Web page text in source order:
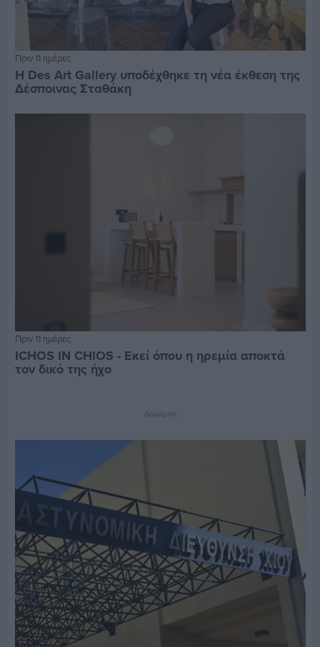
Πριν 11 ημέρες
Η Des Art Gallery υποδέχθηκε τη νέα έκθεση της
Δέσποινας Σταθάκη
Πριν 11 ημέρες
ICHOS IN CHIOS - Εκεί όπου η ηρεμία αποκτά
τον δικό της ήχο
Διαφήμιση